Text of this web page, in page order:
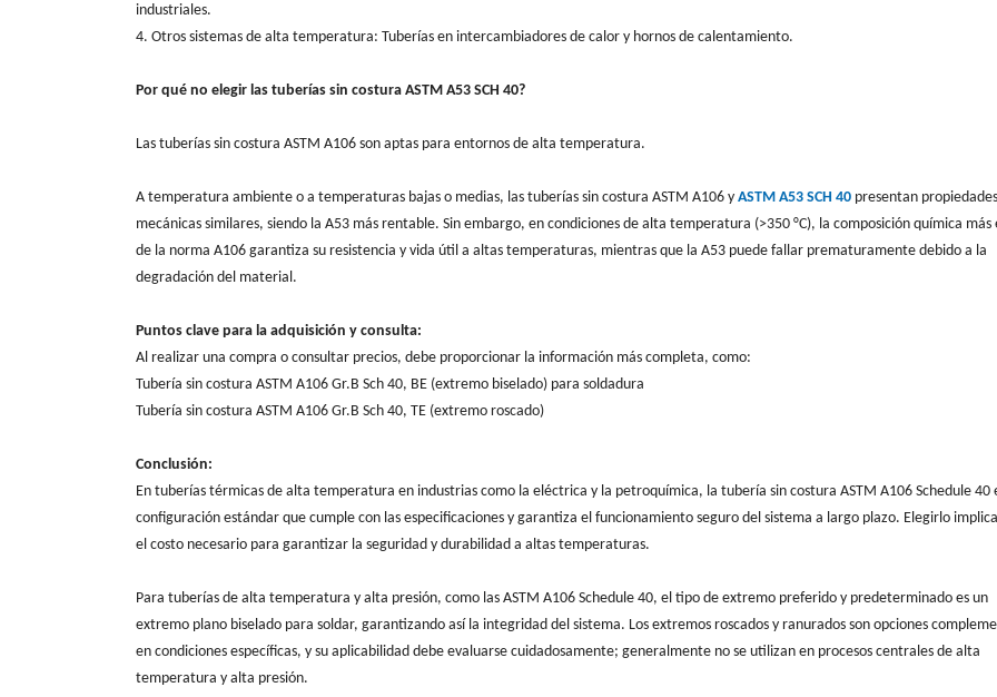
industriales.
4. Otros sistemas de alta temperatura: Tuberías en intercambiadores de calor y hornos de calentamiento.
Por qué no elegir las tuberías sin costura ASTM A53 SCH 40?
Las tuberías sin costura ASTM A106 son aptas para entornos de alta temperatura.
A temperatura ambiente o a temperaturas bajas o medias, las tuberías sin costura ASTM A106 y ASTM A53 SCH 40 presentan propiedades
mecánicas similares, siendo la A53 más rentable. Sin embargo, en condiciones de alta temperatura (>350 °C), la composición química
de la norma A106 garantiza su resistencia y vida útil a altas temperaturas, mientras que la A53 puede fallar prematuramente debido a la
degradación del material.
Puntos clave para la adquisición y consulta:
Al realizar una compra o consultar precios, debe proporcionar la información más completa, como:
Tubería sin costura ASTM A106 Gr.B Sch 40, BE (extremo biselado) para soldadura
Tubería sin costura ASTM A106 Gr.B Sch 40, TE (extremo roscado)
Conclusión:
En tuberías térmicas de alta temperatura en industrias como la eléctrica y la petroquímica, la tubería sin costura ASTM A106 Schedule 40
configuración estándar que cumple con las especificaciones y garantiza el funcionamiento seguro del sistema a largo plazo. Elegirlo
el costo necesario para garantizar la seguridad y durabilidad a altas temperaturas.
Para tuberías de alta temperatura y alta presión, como las ASTM A106 Schedule 40, el tipo de extremo preferido y predeterminado es un
extremo plano biselado para soldar, garantizando así la integridad del sistema. Los extremos roscados y ranurados son opciones
en condiciones específicas, y su aplicabilidad debe evaluarse cuidadosamente; generalmente no se utilizan en procesos centrales de alta
temperatura y alta presión.